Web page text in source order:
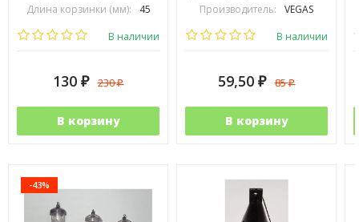
Длина корзинки (мм):
45
Диаметр корзинки (мм):
В наличии
130 ₽ 230₽
В корзину
Производитель:
VEGAS
В наличии
59,50 ₽ 85₽
В корзину
-43%